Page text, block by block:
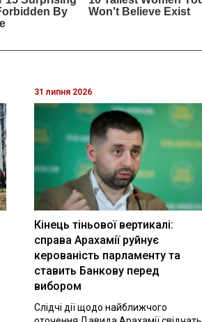
31 липня 2026
Кінець тіньової вертикалі:
справа Арахамії руйнує
керованість парламенту та
ставить Банкову перед
вибором
Слідчі дії щодо найближчого